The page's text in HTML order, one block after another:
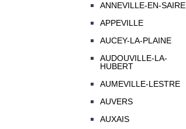
ANNEVILLE-EN-SAIRE
APPEVILLE
AUCEY-LA-PLAINE
AUDOUVILLE-LA-
HUBERT
AUMEVILLE-LESTRE
AUVERS
AUXAIS